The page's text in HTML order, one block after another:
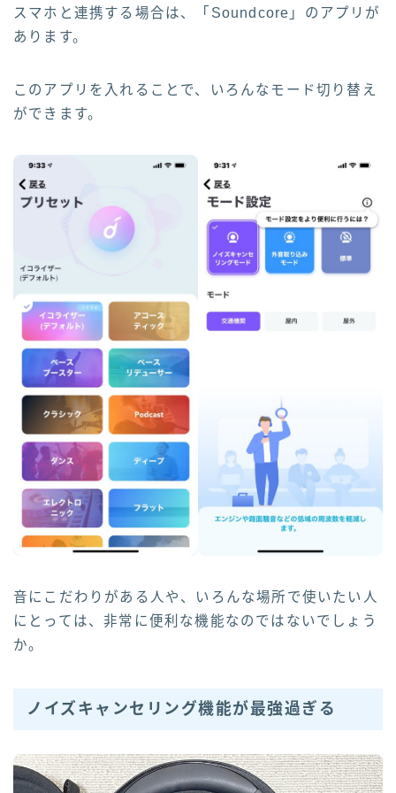
スマホと連携する場合は、「Soundcore」のアプリが
あります。
このアプリを入れることで、いろんなモード切り替え
ができます。
音にこだわりがある人や、いろんな場所で使いたい人
にとっては、非常に便利な機能なのではないでしょう
か。
ノイズキャンセリング機能が最強過ぎる